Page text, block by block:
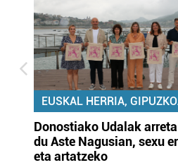
EUSKAL HERRIA,
Donostiako Udalak
du Aste Nagusian, sexu
eta artatzeko